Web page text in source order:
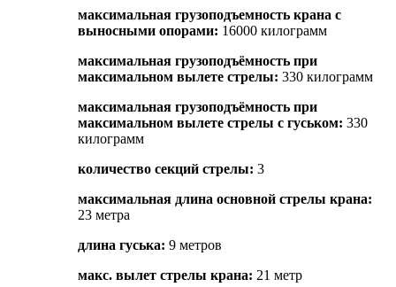
максимальная грузоподъемность крана с
выносными опорами: 16000 килограмм
максимальная грузоподъёмность при
максимальном вылете стрелы: 330 килограмм
максимальная грузоподъёмность при
максимальном вылете стрелы с гуськом: 330
килограмм
количество секций стрелы: 3
максимальная длина основной стрелы крана:
23 метра
длина гуська: 9 метров
макс. вылет стрелы крана: 21 метр